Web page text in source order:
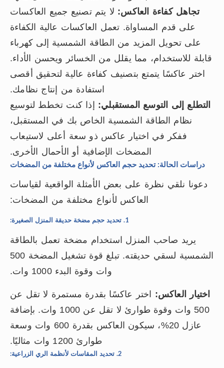
تجاهل كفاءة العاكس: لا يتم تصنيع جميع العاكسات
على قدم المساواة. تعمل العاكسات عالية الكفاءة
على تحويل المزيد من الطاقة الشمسية إلى كهرباء
قابلة للاستخدام، مما يقلل من الخسائر ويحسن الأداء.
اختر عاكسًا يتمتع بتصنيف كفاءة عالية لتحقيق أقصى
استفادة من إنتاج نظامك.
التطلع إلى التوسع المستقبلي: إذا كنت تخطط لتوسيع
نظام الطاقة الشمسية الخاص بك في المستقبل،
ففكر في اختيار عاكس ذو سعة أعلى لاستيعاب
المضخات الإضافية أو الأحمال الأخرى.
دراسات الحالة: تحديد حجم العاكس لأنواع مختلفة من المضخات
دعونا نلقي نظرة على بعض الأمثلة الواقعية لقياسات
العاكس لأنواع مختلفة من المضخات:
1. تحديد حجم مضخة حديقة المنزل الصغيرة:
يريد صاحب المنزل استخدام مضخة تعمل بالطاقة
الشمسية لسقي حديقته. تبلغ قوة تشغيل المضخة 500
وات وقوة البدء 1000 وات.
اختيار العاكس: اختر عاكسًا بقدرة مستمرة لا تقل عن
500 وات وقوة طوارئ لا تقل عن 1000 وات. بإضافة
عازل 20%، سيكون العاكس بقدرة 600 وات وسعة
طوارئ 1200 وات مثاليًا.
2. تحديد المقاسات لأنظمة الري الزراعية: